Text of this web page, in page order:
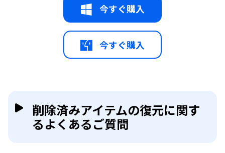
今すぐ購入
今すぐ購入
削除済みアイテムの復元に関す
るよくあるご質問